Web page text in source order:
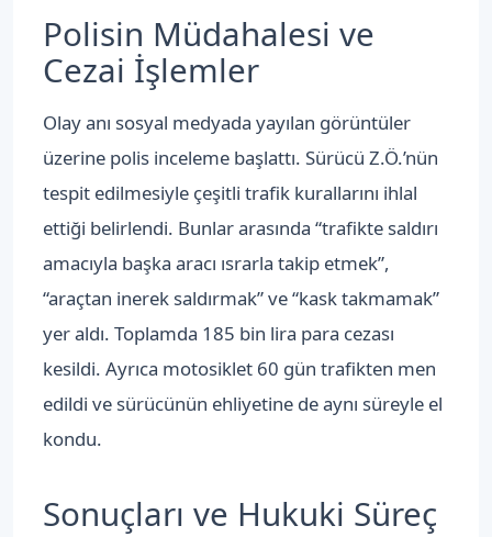
Polisin Müdahalesi ve
Cezai İşlemler
Olay anı sosyal medyada yayılan görüntüler
üzerine polis inceleme başlattı. Sürücü Z.Ö.’nün
tespit edilmesiyle çeşitli trafik kurallarını ihlal
ettiği belirlendi. Bunlar arasında “trafikte saldırı
amacıyla başka aracı ısrarla takip etmek”,
“araçtan inerek saldırmak” ve “kask takmamak”
yer aldı. Toplamda 185 bin lira para cezası
kesildi. Ayrıca motosiklet 60 gün trafikten men
edildi ve sürücünün ehliyetine de aynı süreyle el
kondu.
Sonuçları ve Hukuki Süreç